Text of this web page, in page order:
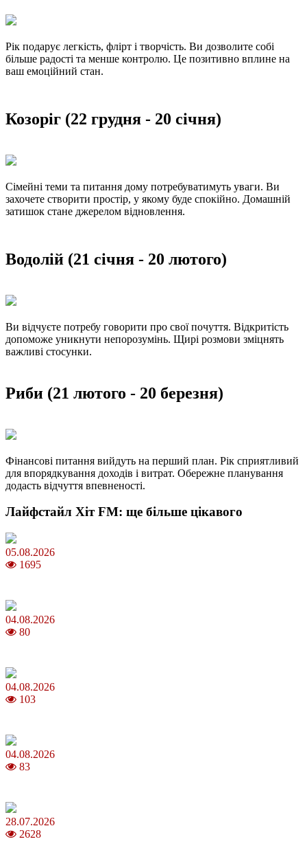
Рік подарує легкість, флірт і творчість. Ви дозволите собі
більше радості та менше контролю. Це позитивно вплине на
ваш емоційний стан.
Козоріг (22 грудня - 20 січня)
Сімейні теми та питання дому потребуватимуть уваги. Ви
захочете створити простір, у якому буде спокійно. Домашній
затишок стане джерелом відновлення.
Водолій (21 січня - 20 лютого)
Ви відчуєте потребу говорити про свої почуття. Відкритість
допоможе уникнути непорозумінь. Щирі розмови зміцнять
важливі стосунки.
Риби (21 лютого - 20 березня)
Фінансові питання вийдуть на перший план. Рік сприятливий
для впорядкування доходів і витрат. Обережне планування
додасть відчуття впевненості.
Лайфстайл Хіт FM: ще більше цікавого
05.08.2026
1695
04.08.2026
80
04.08.2026
103
04.08.2026
83
28.07.2026
2628